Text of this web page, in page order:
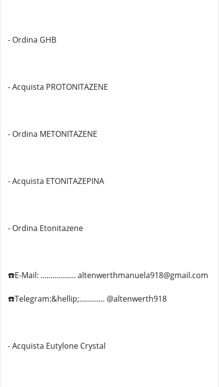
- Ordina GHB
- Acquista PROTONITAZENE
- Ordina METONITAZENE
- Acquista ETONITAZEPINA
- Ordina Etonitazene
☎️E-Mail: .................. altenwerthmanuela918@gmail.com
☎️Telegram:&hellip;............. @altenwerth918
- Acquista Eutylone Crystal